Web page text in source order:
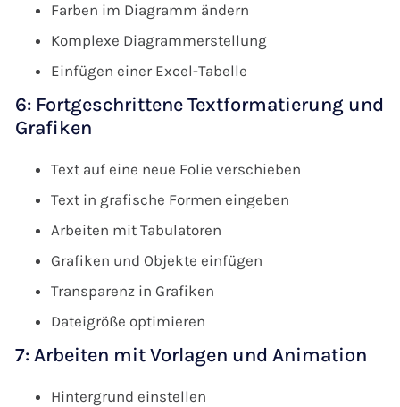
Farben im Diagramm ändern
Komplexe Diagrammerstellung
Einfügen einer Excel-Tabelle
6: Fortgeschrittene Textformatierung und
Grafiken
Text auf eine neue Folie verschieben
Text in grafische Formen eingeben
Arbeiten mit Tabulatoren
Grafiken und Objekte einfügen
Transparenz in Grafiken
Dateigröße optimieren
7: Arbeiten mit Vorlagen und Animation
Hintergrund einstellen